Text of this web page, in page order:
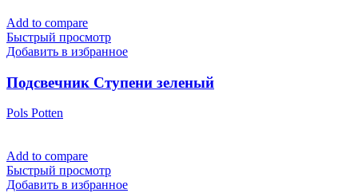
Add to compare
Быстрый просмотр
Добавить в избранное
Подсвечник Ступени зеленый
Pols Potten
Add to compare
Быстрый просмотр
Добавить в избранное